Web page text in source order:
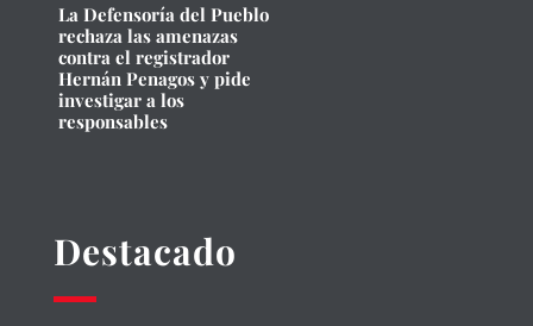
La Defensoría del Pueblo
rechaza las amenazas
contra el registrador
Hernán Penagos y pide
investigar a los
responsables
Destacado